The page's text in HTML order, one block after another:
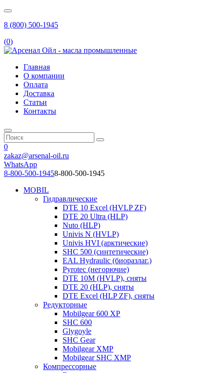
8 (800) 500-1945
(0)
Главная
О компании
Оплата
Доставка
Статьи
Контакты
0
zakaz@arsenal-oil.ru
WhatsApp
8-800-500-19458-800-500-1945
MOBIL
Гидравлические
DTE 10 Excel (HVLP ZF)
DTE 20 Ultra (HLP)
Nuto (HLP)
Univis N (HVLP)
Univis HVI (арктические)
SHC 500 (синтетические)
EAL Hydraulic (биоразлаг.)
Pyrotec (негорючие)
DTE 10M (HVLP), сняты
DTE 20 (HLP), сняты
DTE Excel (HLP ZF), сняты
Редукторные
Mobilgear 600 XP
SHC 600
Glygoyle
SHC Gear
Mobilgear XMP
Mobilgear SHC XMP
Компрессорные